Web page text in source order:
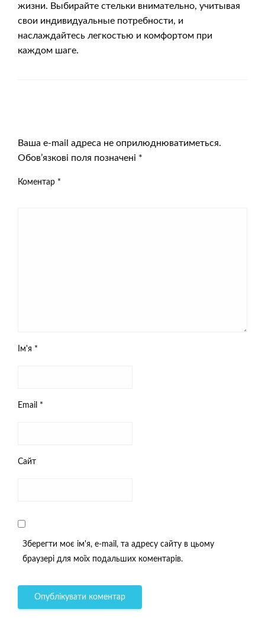
жизни. Выбирайте стельки внимательно, учитывая
свои индивидуальные потребности, и
наслаждайтесь легкостью и комфортом при
каждом шаге.
Ваша e-mail адреса не оприлюднюватиметься.
Обов’язкові поля позначені *
Коментар *
Ім'я *
Email *
Сайт
Зберегти моє ім'я, e-mail, та адресу сайту в цьому
браузері для моїх подальших коментарів.